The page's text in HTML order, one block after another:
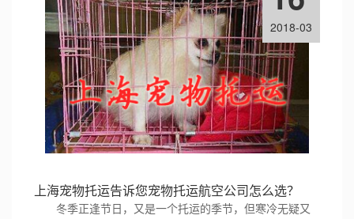
上海宠物托运告诉您宠物托运航空公司怎么选？
冬季正逢节日，又是一个托运的季节，但寒冷无疑又
2018-03